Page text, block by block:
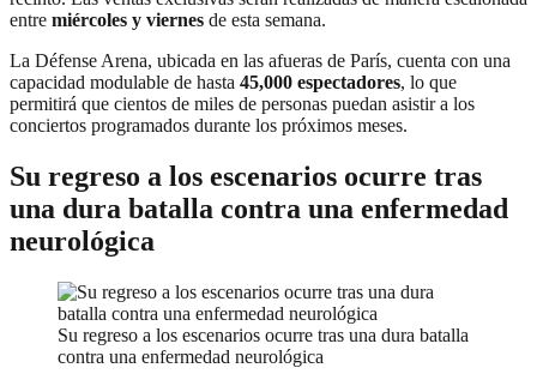
entre miércoles y viernes de esta semana.
La Défense Arena, ubicada en las afueras de París, cuenta con una
capacidad modulable de hasta 45,000 espectadores, lo que
permitirá que cientos de miles de personas puedan asistir a los
conciertos programados durante los próximos meses.
Su regreso a los escenarios ocurre tras
una dura batalla contra una enfermedad
neurológica
Su regreso a los escenarios ocurre tras una dura batalla
contra una enfermedad neurológica